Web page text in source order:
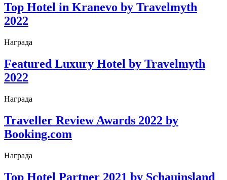
Top Hotel in Kranevo by Travelmyth
2022
Награда
Featured Luxury Hotel by Travelmyth
2022
Награда
Traveller Review Awards 2022 by
Booking.com
Награда
Top Hotel Partner 2021 by Schauinsland